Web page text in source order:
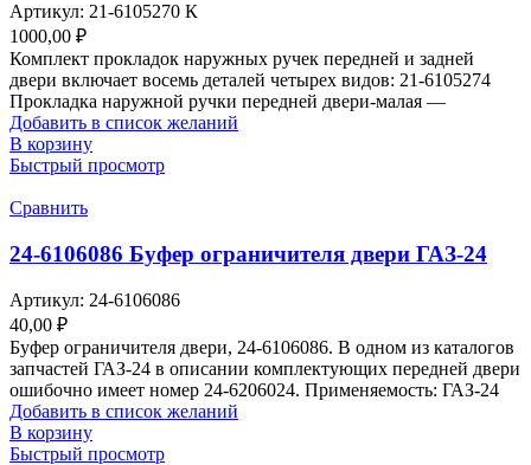
Артикул: 21-6105270 К
1000,00 ₽
Комплект прокладок наружных ручек передней и задней
двери включает восемь деталей четырех видов: 21-6105274
Прокладка наружной ручки передней двери-малая —
Добавить в список желаний
В корзину
Быстрый просмотр
Сравнить
24-6106086 Буфер ограничителя двери ГАЗ-24
Артикул: 24-6106086
40,00 ₽
Буфер ограничителя двери, 24-6106086. В одном из каталогов
запчастей ГАЗ-24 в описании комплектующих передней двери
ошибочно имеет номер 24-6206024. Применяемость: ГАЗ-24
Добавить в список желаний
В корзину
Быстрый просмотр